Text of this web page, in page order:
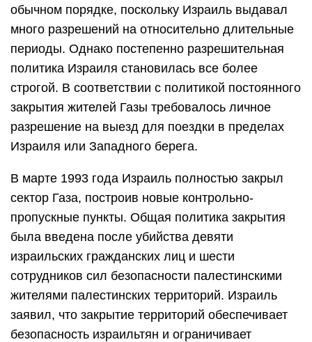
обычном порядке, поскольку Израиль выдавал
много разрешений на относительно длительные
периоды. Однако постепенно разрешительная
политика Израиля становилась все более
строгой. В соответствии с политикой постоянного
закрытия жителей Газы требовалось личное
разрешение на выезд для поездки в пределах
Израиля или Западного берега.
В марте 1993 года Израиль полностью закрыл
сектор Газа, построив новые контрольно-
пропускные пункты. Общая политика закрытия
была введена после убийства девяти
израильских гражданских лиц и шести
сотрудников сил безопасности палестинскими
жителями палестинских территорий. Израиль
заявил, что закрытие территорий обеспечивает
безопасность израильтян и ограничивает